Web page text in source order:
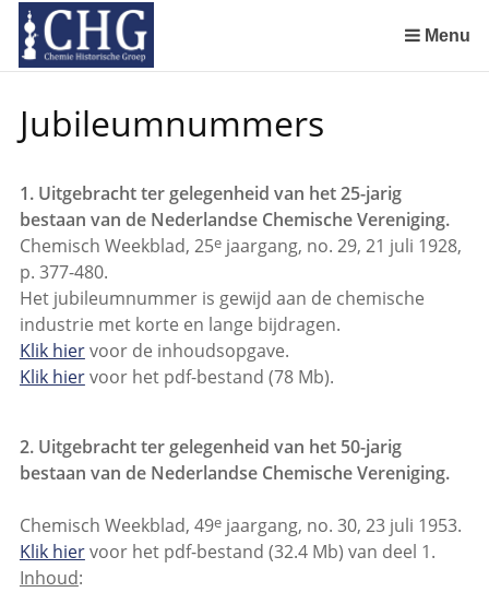
links
over
naar
de
Spring
naar
het
menu
Menu
Jubileumnummers
1. Uitgebracht ter gelegenheid van het 25-jarig
bestaan van de Nederlandse Chemische Vereniging.
Chemisch Weekblad, 25ejaargang, no. 29, 21 juli 1928,
p. 377-480.
Het jubileumnummer is gewijd aan de chemische
industrie met korte en lange bijdragen.
Klik hiervoor de inhoudsopgave.
Klik hiervoor het pdf-bestand (78 Mb).
2. Uitgebracht ter gelegenheid van het 50-jarig
bestaan van de Nederlandse Chemische Vereniging.
Chemisch Weekblad, 49ejaargang, no. 30, 23 juli 1953.
Klik hiervoor het pdf-bestand (32.4 Mb) van deel 1.
Inhoud: